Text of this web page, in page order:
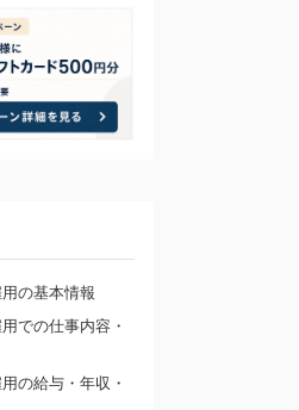
の基本情報
での仕事内容・
の給与・年収・